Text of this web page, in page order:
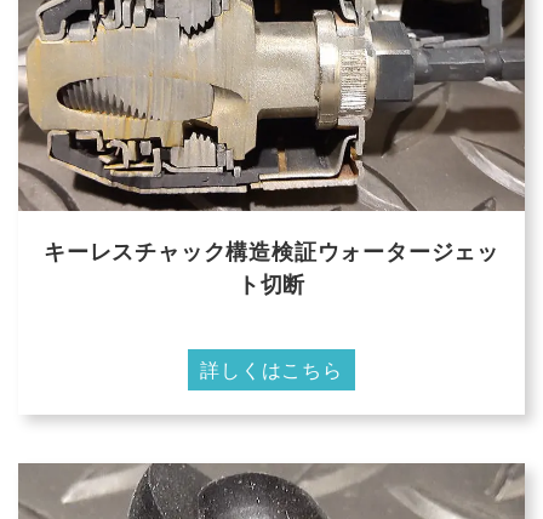
キーレスチャック構造検証ウォータージェッ
ト切断
詳しくはこちら